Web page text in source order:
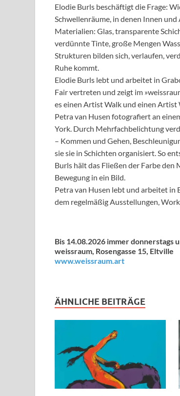
Elodie Burls beschäftigt die Frage:
Schwellenräume, in denen Innen
Materialien: Glas, transparente
verdünnte Tinte, große Mengen
Strukturen bilden sich, verlaufen,
Ruhe kommt.
Elodie Burls lebt und arbeitet in
Fair vertreten und zeigt im
es einen Artist Walk und einen Artist
Petra van Husen fotografiert an
York. Durch Mehrfachbelichtung
– Kommen und Gehen,
sie sie in Schichten organisiert. So
Burls hält das Fließen der Farbe
Bewegung in ein Bild.
Petra van Husen lebt und arbeitet in
dem regelmäßig Ausstellungen,
Bis 14.08.2026 immer donnerstags
weissraum, Rosengasse 15, Eltville
www.weissraum.art
ÄHNLICHE BEITRÄGE